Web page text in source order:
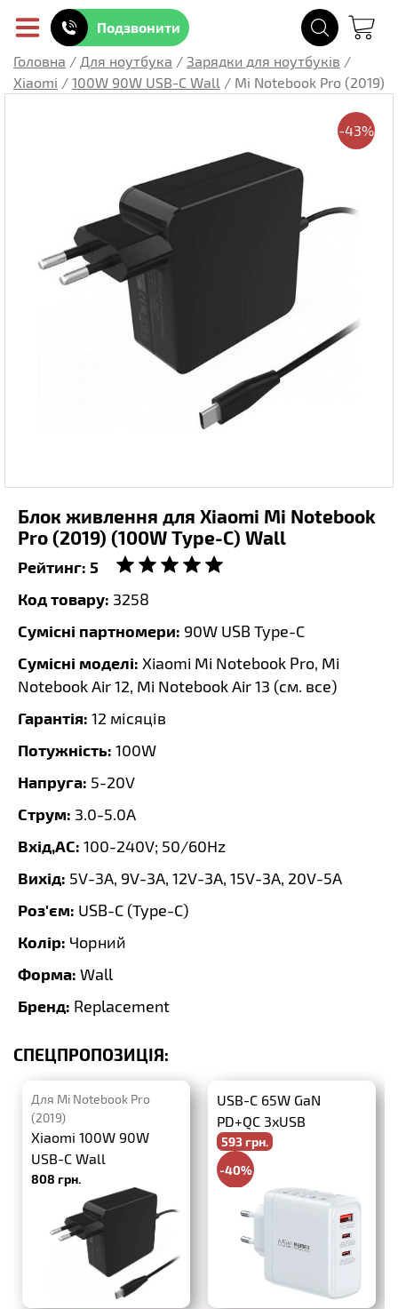
Подзвонити
Головна / Для ноутбука / Зарядки для ноутбуків /
Xiaomi / 100W 90W USB-C Wall / Mi Notebook Pro (2019)
-43%
Блок живлення для Xiaomi Mi Notebook
Pro (2019) (100W Type-C) Wall
Рейтинг: 5
Код товару: 3258
Сумісні партномери: 90W USB Type-C
Сумісні моделі: Xiaomi Mi Notebook Pro, Mi
Notebook Air 12, Mi Notebook Air 13 (см. все)
Гарантія: 12 місяців
Потужність: 100W
Напруга: 5-20V
Струм: 3.0-5.0A
Вхід,AC: 100-240V; 50/60Hz
Вихід: 5V-3A, 9V-3A, 12V-3A, 15V-3A, 20V-5A
Роз'єм: USB-C (Type-C)
Колір: Чорний
Форма: Wall
Бренд: Replacement
СПЕЦПРОПОЗИЦІЯ:
Для Mi Notebook Pro
(2019)
Xiaomi 100W 90W
USB-C Wall
808 грн.
USB-C 65W GaN
PD+QC 3xUSB
593 грн.
-40%
988 грн.